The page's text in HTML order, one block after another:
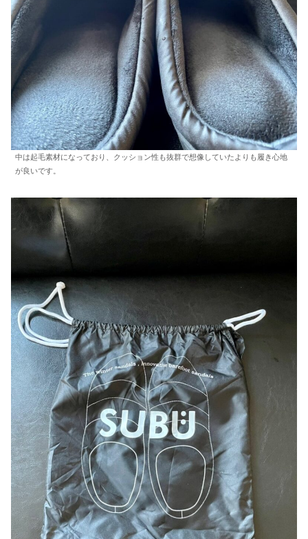
中は起毛素材になっており、クッション性も抜群で想像していたよりも履き心地
が良いです。